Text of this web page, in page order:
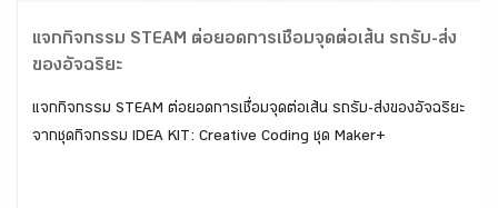
แจกกิจกรรม STEAM ต่อยอดการเชื่อมจุดต่อเส้น รถรับ-ส่ง
ของอัจฉริยะ
แจกกิจกรรม STEAM ต่อยอดการเชื่อมจุดต่อเส้น รถรับ-ส่งของอัจฉริยะ
จากชุดกิจกรรม IDEA KIT: Creative Coding ชุด Maker+